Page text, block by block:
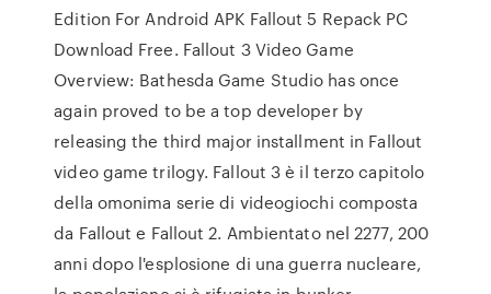
Edition For Android APK Fallout 5 Repack PC
Download Free. Fallout 3 Video Game
Overview: Bathesda Game Studio has once
again proved to be a top developer by
releasing the third major installment in Fallout
video game trilogy. Fallout 3 è il terzo capitolo
della omonima serie di videogiochi composta
da Fallout e Fallout 2. Ambientato nel 2277, 200
anni dopo l'esplosione di una guerra nucleare,